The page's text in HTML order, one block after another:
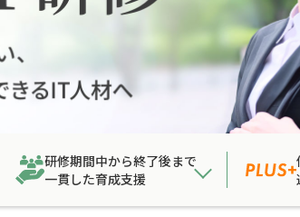
研修期間中から終了後まで
一貫した育成支援